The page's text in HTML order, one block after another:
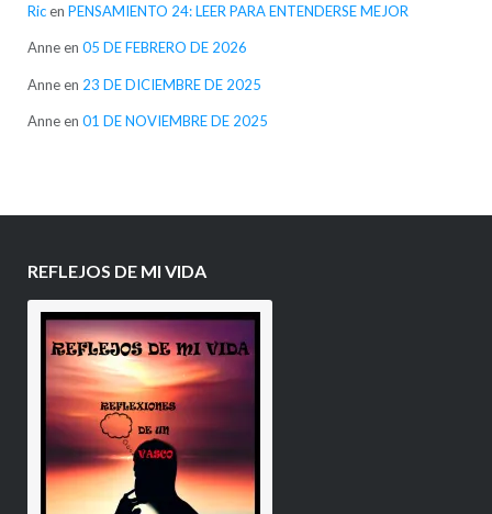
Ricen PENSAMIENTO 24: LEER PARA ENTENDERSE MEJOR
Anneen 05 DE FEBRERO DE 2026
Anneen 23 DE DICIEMBRE DE 2025
Anneen 01 DE NOVIEMBRE DE 2025
REFLEJOS DE MI VIDA